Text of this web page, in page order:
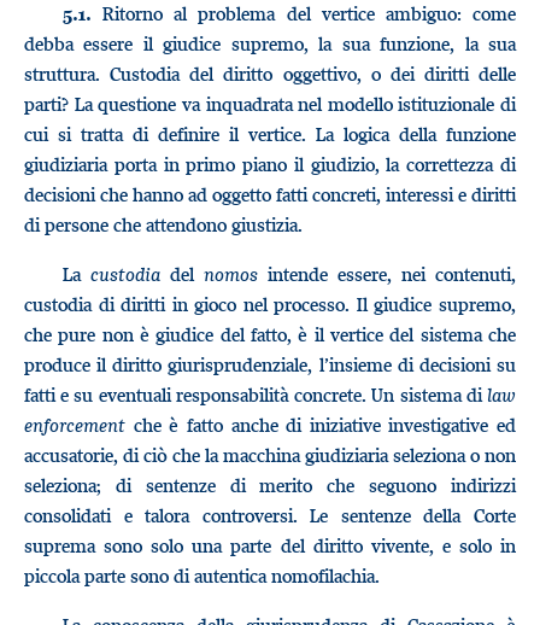
5.1. Ritorno al problema del vertice ambiguo: come
debba essere il giudice supremo, la sua funzione, la sua
struttura. Custodia del diritto oggettivo, o dei diritti delle
parti? La questione va inquadrata nel modello istituzionale di
cui si tratta di definire il vertice. La logica della funzione
giudiziaria porta in primo piano il giudizio, la correttezza di
decisioni che hanno ad oggetto fatti concreti, interessi e diritti
di persone che attendono giustizia.
La custodia del nomos intende essere, nei contenuti,
custodia di diritti in gioco nel processo. Il giudice supremo,
che pure non è giudice del fatto, è il vertice del sistema che
produce il diritto giurisprudenziale, l’insieme di decisioni su
fatti e su eventuali responsabilità concrete. Un sistema dilaw
enforcement che è fatto anche di iniziative investigative ed
accusatorie, di ciò che la macchina giudiziaria seleziona o non
seleziona; di sentenze di merito che seguono indirizzi
consolidati e talora controversi. Le sentenze della Corte
suprema sono solo una parte del diritto vivente, e solo in
piccola parte sono di autentica nomofilachia.